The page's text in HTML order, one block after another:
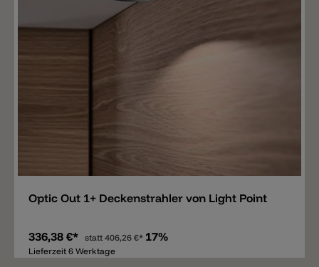
Optic Out 1+ Deckenstrahler von Light Point
336,38 €* statt406,26 €* 17%
Lieferzeit 6 Werktage